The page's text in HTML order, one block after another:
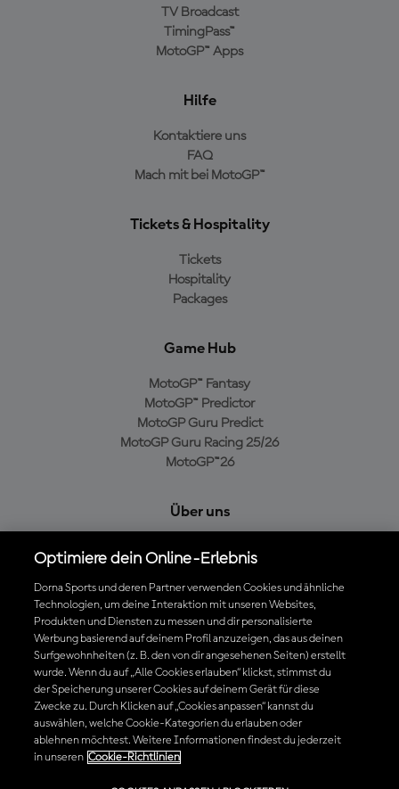
TV Broadcast
TimingPass™
MotoGP™ Apps
Hilfe
Kontaktiere uns
FAQ
Mach mit bei MotoGP™
Tickets & Hospitality
Tickets
Hospitality
Packages
Game Hub
MotoGP™ Fantasy
MotoGP™ Predictor
MotoGP Guru Predict
MotoGP Guru Racing 25/26
MotoGP™26
Über uns
Cookie-Richtlinien
Geschäftsbedingungen
Datenschutzrichtlinien
Kaufrichtlinie
Die offizielle MotoGP™ App herunterladen
Optimiere dein Online-Erlebnis
Dorna Sports und deren Partner verwenden Cookies und ähnliche
Technologien, um deine Interaktion mit unseren Websites,
Produkten und Diensten zu messen und dir personalisierte
Werbung basierend auf deinem Profil anzuzeigen, das aus deinen
Surfgewohnheiten (z. B. den von dir angesehenen Seiten) erstellt
wurde. Wenn du auf „Alle Cookies erlauben“ klickst, stimmst du
der Speicherung unserer Cookies auf deinem Gerät für diese
Zwecke zu. Durch Klicken auf „Cookies anpassen“ kannst du
auswählen, welche Cookie-Kategorien du erlauben oder
ablehnen möchtest. Weitere Informationen findest du jederzeit
in unseren Cookie-Richtlinien